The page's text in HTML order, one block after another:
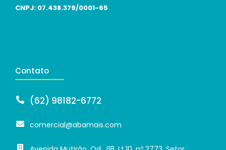
CNPJ: 07.438.379/0001-65
Contato
(62) 98182-6772
comercial@abamais.com